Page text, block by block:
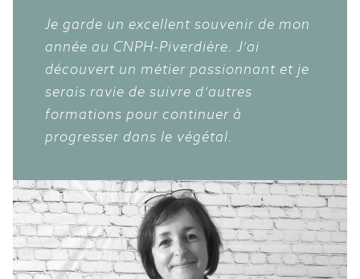
Je garde un excellent souvenir de mon
année au CNPH-Piverdière. J’ai
découvert un métier passionnant et je
serais ravie de suivre d’autres
formations pour continuer à
progresser dans le végétal.